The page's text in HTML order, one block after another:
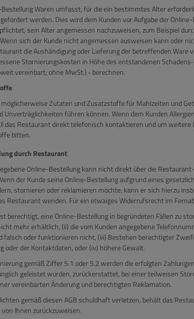
Waren umfasst, für die ein bestimmtes Alter
werden. Dies wird dem Kunden vor Aufgabe der
sein Alter angemessen nachzuweisen, zum Beispiel
sich der Kunde nicht angemessen ausweisen kann oder
die Aushändigung oder Lieferung der betreffenden Ware
Stornierungskosten in Höhe des entstandenen
vereinbart; ohne MwSt.) ‐ berechnen.
Zutaten und Zusatzstoffe für Mahlzeiten und
Unverträglichkeiten führen können. Wenn dem Kunden
das Restaurant direkt telefonisch kontaktieren und um
bitten.
durch Restaurant
Online-Bestellung kann nicht direkt über die
der Kunde seine Online-Bestellung aufgrund eines
stornieren oder reklamieren möchte, kann er sich hierzu
Restaurant wenden. Für ein etwaiges Widerrufsrecht im
berechtigt, eine Online-Bestellung in begründeten Fällen zu
mehr erhältlich, (ii) die vom Kunden angegebene
falsch oder funktionieren nicht, (iii) Bestehen berechtigter
oder der Kontaktdaten, oder (iv) höhere Gewalt.
gemäß Ziffer 5.1 oder 5.2 werden die erfolgten
geleistet wurden, zurückerstattet, bei einer teilweisen
vereinbarten Änderung und berechtigten Reklamation.
gemäß diesen AGB schuldhaft verletzen, behält das
Ihnen zurückzuweisen.